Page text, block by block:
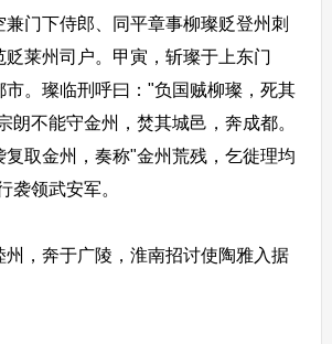
下侍郎、同平章事柳璨贬登州刺
贬莱州司户。甲寅，斩璨于上东门
市。璨临刑呼曰："负国贼柳璨，死其
朗不能守金州，焚其城邑，奔成都。
复取金州，奏称"金州荒残，乞徙理均
袭领武安军。
，奔于广陵，淮南招讨使陶雅入据